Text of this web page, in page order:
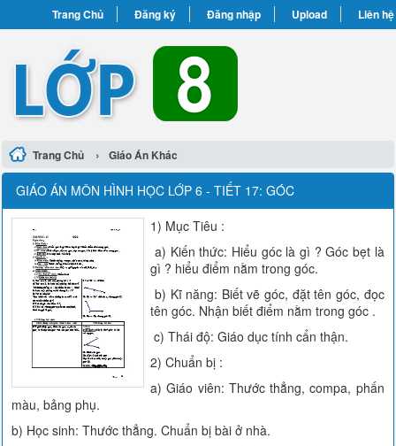
Trang Chủ Đăng ký Đăng nhập Upload Liên hệ
Trang Chủ › Giáo Án Khác
GIÁO ÁN MÔN HÌNH HỌC LỚP 6 - TIẾT 17: GÓC
1) Mục Tiêu :
a) Kiến thức: Hiểu góc là gì ? Góc bẹt là
gì ? hiểu điểm nằm trong góc.
b) Kĩ năng: Biết vẽ góc, đặt tên góc, đọc
tên góc. Nhận biết điểm nằm trong góc .
c) Thái độ: Giáo dục tính cẩn thận.
2) Chuẩn bị :
a) Giáo viên: Thước thẳng, compa, phấn
màu, bảng phụ.
b) Học sinh: Thước thẳng. Chuẩn bị bài ở nhà.